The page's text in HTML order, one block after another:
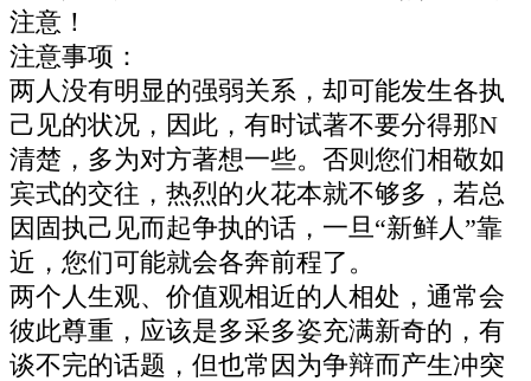
注意！
注意事项：
两人没有明显的强弱关系，却可能发生各执
己见的状况，因此，有时试著不要分得那N
清楚，多为对方著想一些。否则您们相敬如
宾式的交往，热烈的火花本就不够多，若总
因固执己见而起争执的话，一旦“新鲜人”靠
近，您们可能就会各奔前程了。
两个人生观、价值观相近的人相处，通常会
彼此尊重，应该是多采多姿充满新奇的，有
谈不完的话题，但也常因为争辩而产生冲突